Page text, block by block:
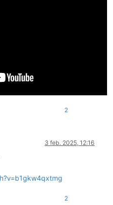
2
3 feb. 2025, 12:16
2